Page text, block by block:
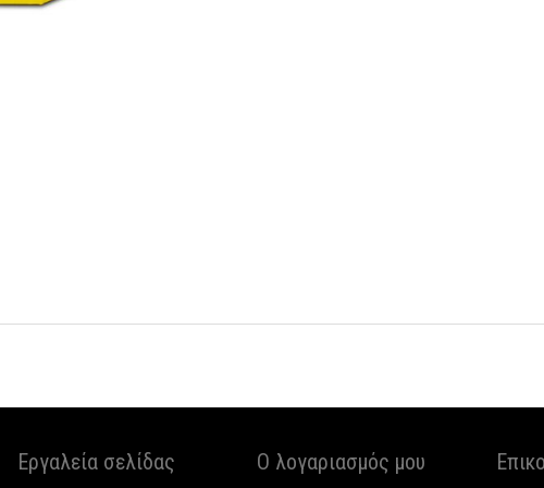
Εργαλεία σελίδας Ο λογαριασμός μου